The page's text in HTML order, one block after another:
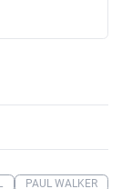
PAUL WALKER